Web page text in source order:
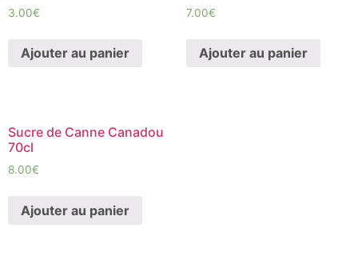
3.00€
Ajouter au panier
7.00€
Ajouter au panier
Sucre de Canne Canadou
70cl
8.00€
Ajouter au panier